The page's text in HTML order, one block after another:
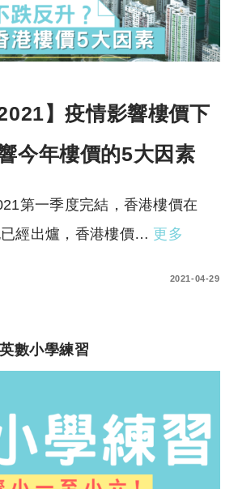
】疫情影響樓價下
今年樓價的5大因素
第一季度完結，香港樓價在
經出爐，香港樓價… 更多
2021-04-29
數小學練習